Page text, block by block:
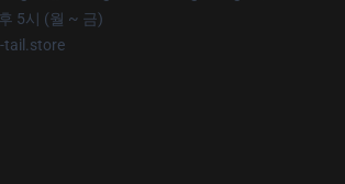
5시 (월 ~ 금)
tail.store